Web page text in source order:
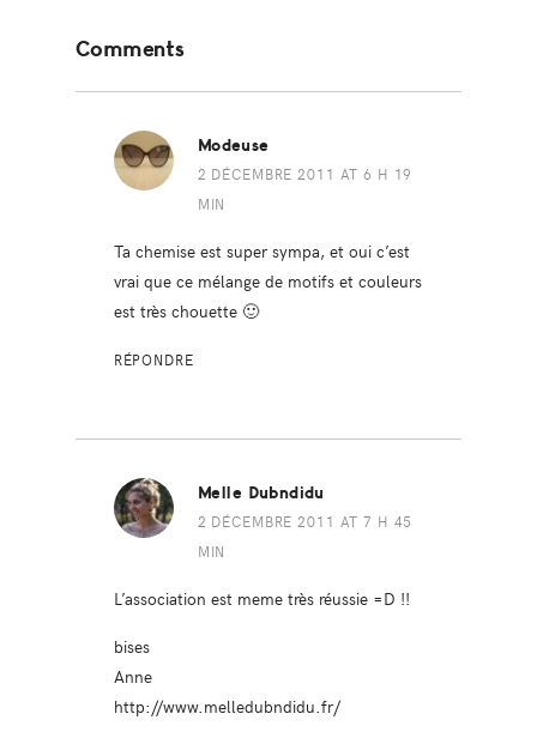
Interactions
Comments
Modeuse
2 DÉCEMBRE 2011 AT 6 H 19
MIN
Ta chemise est super sympa, et oui c’est
vrai que ce mélange de motifs et couleurs
est très chouette 🙂
RÉPONDRE
Melle Dubndidu
2 DÉCEMBRE 2011 AT 7 H 45
MIN
L’association est meme très réussie =D !!
bises
Anne
http://www.melledubndidu.fr/